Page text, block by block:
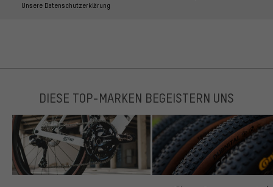
Unsere Datenschutzerklärung
DIESE TOP-MARKEN BEGEISTERN UNS